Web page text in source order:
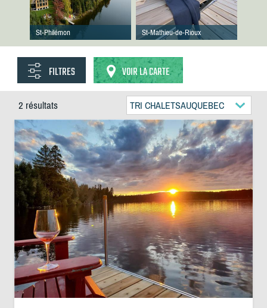
St-Philémon St-Mathieu-de-Rioux
FILTRES VOIR LA CARTE
2 résultats TRI CHALETSAUQUEBEC